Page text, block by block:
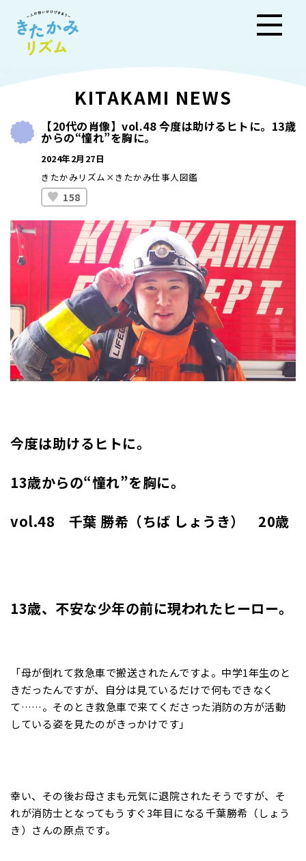
きた
かみ
リズ
ム
KITAKAMI NEWS
【20代の肖像】vol.48 今度は助けるヒトに。13歳
からの“憧れ”を胸に。
2024年2月27日
きたかみリズム×きたかみ仕事人図鑑
158
今度は助けるヒトに。
13歳からの“憧れ”を胸に。
vol.48 千葉 勝希（ちば しょうき） 20歳
13歳、不安な少年の前に現われたヒーロー。
「母が倒れて救急車で搬送されたんですよ。中学1年生のと
きだったんですが、自分は見ているだけで何もできなく
て……。そのとき救急車で来てくださった消防の方が活動
している姿を見たのがきっかけです」
幸い、その後お母さまも元気に退院されたそうですが、そ
れが消防士となってもうすぐ3年目になる千葉勝希（しょう
き）さんの原点です。